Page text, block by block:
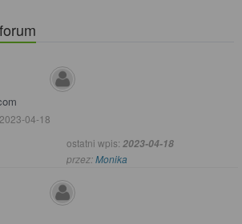
2023-04-18
ostatni wpis: 2023-04-18
przez:Monika